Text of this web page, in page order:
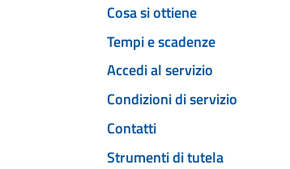
Cosa si ottiene
Tempi e scadenze
Accedi al servizio
Condizioni di servizio
Contatti
Strumenti di tutela